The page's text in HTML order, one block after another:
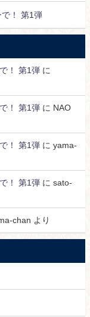
！ 第1弾
！ 第1弾 に
！ 第1弾 に NAO
！ 第1弾 に yama-
！ 第1弾 に sato-
chan より